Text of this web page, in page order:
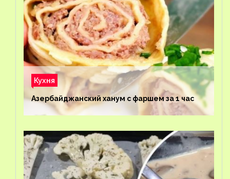
Кухня
Азербайджанский ханум с фаршем за 1 час